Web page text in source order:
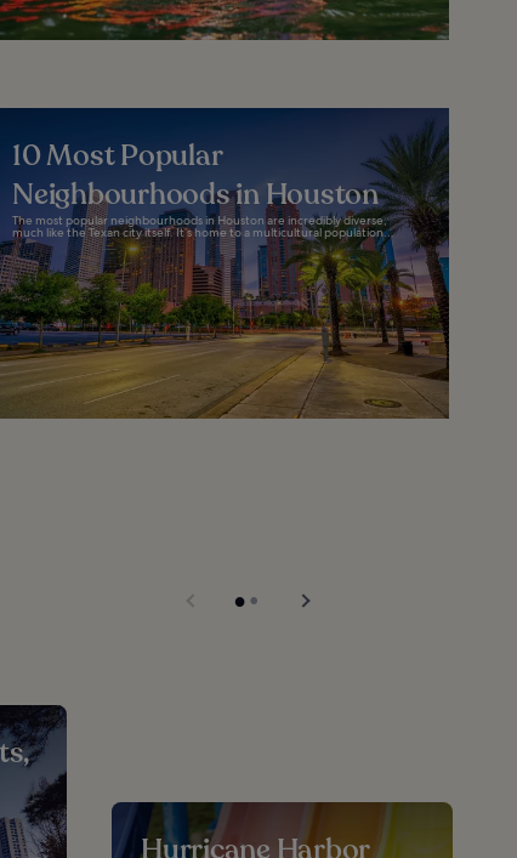
10 Most Popular
Neighbourhoods in Houston
The most popular neighbourhoods in Houston are incredibly diverse,
much like the Texan city itself. It’s home to a multicultural population...